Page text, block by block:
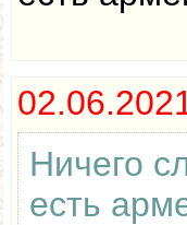
Ничего
есть